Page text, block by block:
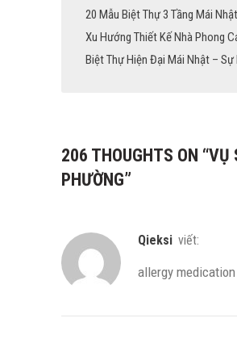
20 Mẫu Biệt Thự 3 Tầng Mái
Xu Hướng Thiết Kế Nhà Phong
Biệt Thự Hiện Đại Mái Nhật – Sự
206 THOUGHTS ON “VỤ
PHƯỜNG”
Qieksi viết:
allergy